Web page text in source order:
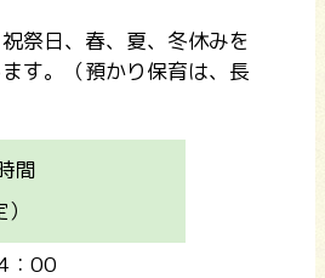
祭日、春、夏、冬休みを
す。（預かり保育は、長
間
：00